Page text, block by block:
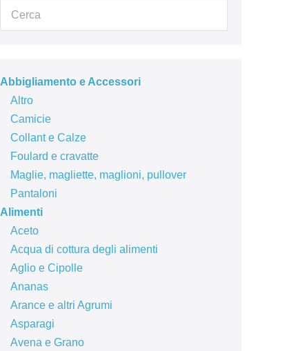
Abbigliamento e Accessori
Altro
Camicie
Collant e Calze
Foulard e cravatte
Maglie, magliette, maglioni, pullover
Pantaloni
Alimenti
Aceto
Acqua di cottura degli alimenti
Aglio e Cipolle
Ananas
Arance e altri Agrumi
Asparagi
Avena e Grano